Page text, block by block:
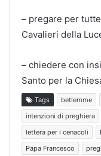
– pregare per
Cavalieri della
– chiedere con
Santo per la
Tags betlemme
intenzioni di preghiera
lettera per i cenacoli
Papa Francesco